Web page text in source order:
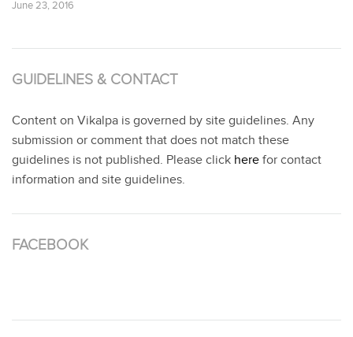
June 23, 2016
GUIDELINES & CONTACT
Content on Vikalpa is governed by site guidelines. Any
submission or comment that does not match these
guidelines is not published. Please click here for contact
information and site guidelines.
FACEBOOK